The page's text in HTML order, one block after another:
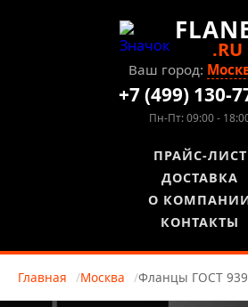
.RU
Ваш город:
+7 (499) 130-
Пн-Пт: 09:00 -
ПРАЙС-ЛИСТ
ДОСТАВКА
О
КОНТАКТЫ
Главная Москва Фланцы ГОСТ